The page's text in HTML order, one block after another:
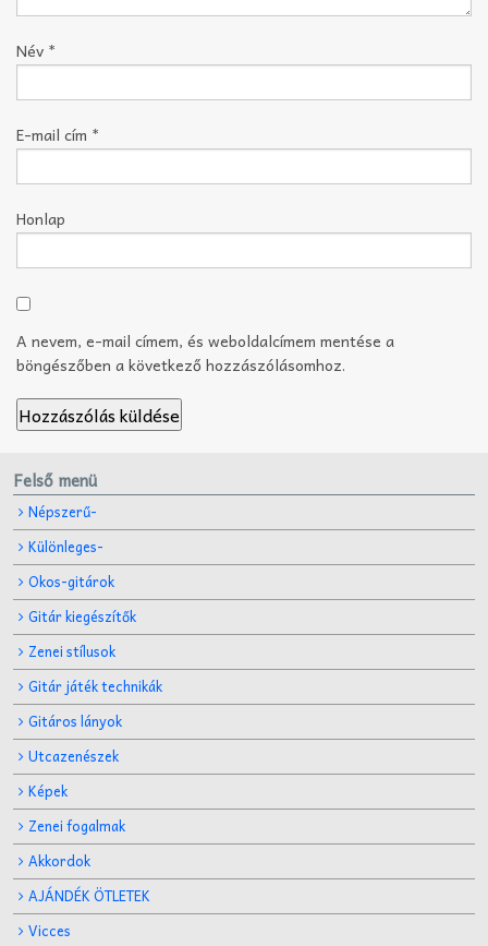
Név *
E-mail cím *
Honlap
A nevem, e-mail címem, és weboldalcímem mentése a
böngészőben a következő hozzászólásomhoz.
Felső menü
Népszerű-
Különleges-
Okos-gitárok
Gitár kiegészítők
Zenei stílusok
Gitár játék technikák
Gitáros lányok
Utcazenészek
Képek
Zenei fogalmak
Akkordok
AJÁNDÉK ÖTLETEK
Vicces